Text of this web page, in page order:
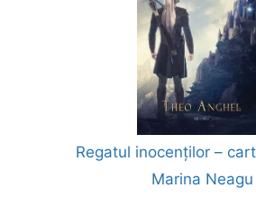
Regatul inocenților –
Marina Neagu